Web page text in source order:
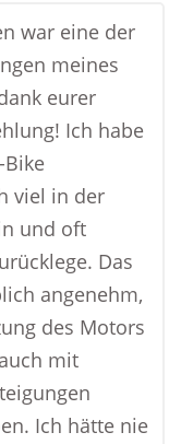
war eine der
meines
eurer
Ich habe
viel in der
und oft
Das
angenehm,
des Motors
mit
Ich hätte nie